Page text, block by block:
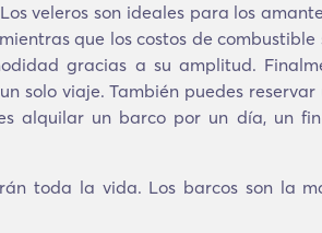
veleros son ideales para los
que los costos de combustible
gracias a su amplitud.
solo viaje. También puedes
alquilar un barco por un día, un
toda la vida. Los barcos son la